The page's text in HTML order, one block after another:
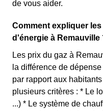
de vous aider.
Comment expliquer
d'énergie à Remauville
Les prix du gaz à
la différence de
par rapport aux
plusieurs critères : * Le
...) * Le système de